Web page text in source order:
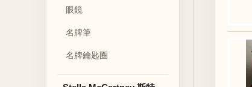
眼鏡
名牌筆
名牌鑰匙圈